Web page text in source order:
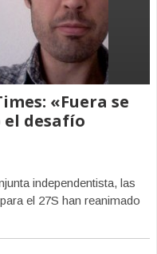
«Fuera se
desafío
independentista, las
el 27S han reanimado